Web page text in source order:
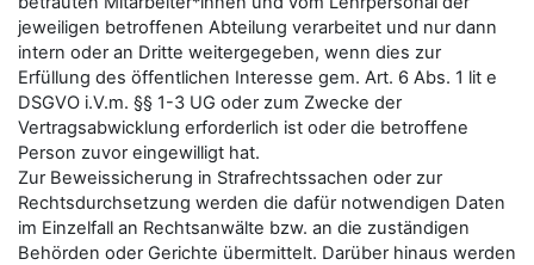
jeweiligen betroffenen Abteilung verarbeitet und nur dann
intern oder an Dritte weitergegeben, wenn dies zur
Erfüllung des öffentlichen Interesse gem. Art. 6 Abs. 1 lit e
DSGVO i.V.m. §§ 1-3 UG oder zum Zwecke der
Vertragsabwicklung erforderlich ist oder die betroffene
Person zuvor eingewilligt hat.
Zur Beweissicherung in Strafrechtssachen oder zur
Rechtsdurchsetzung werden die dafür notwendigen Daten
im Einzelfall an Rechtsanwälte bzw. an die zuständigen
Behörden oder Gerichte übermittelt. Darüber hinaus werden